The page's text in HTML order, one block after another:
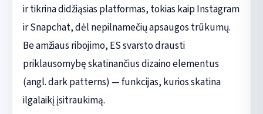
ir tikrina didžiąsias platformas, tokias kaip Instagram
ir Snapchat, dėl nepilnamečių apsaugos trūkumų.
Be amžiaus ribojimo, ES svarsto drausti
priklausomybę skatinančius dizaino elementus
(angl. dark patterns) — funkcijas, kurios skatina
ilgalaikį įsitraukimą.